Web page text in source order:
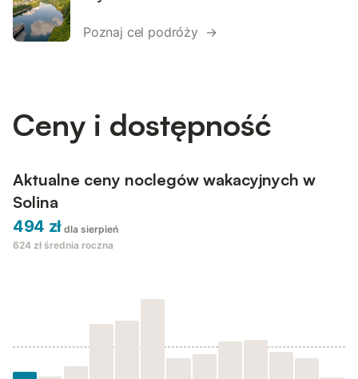
Poznaj cel podróży →
Ceny i dostępność
Aktualne ceny noclegów wakacyjnych w
Solina
494 zł dla sierpień
624 zł średnia roczna